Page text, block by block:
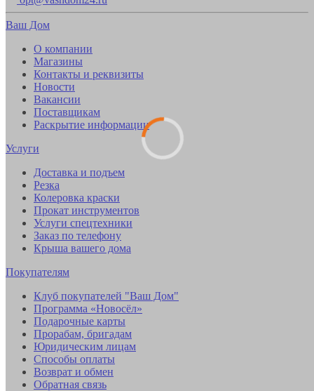
Ваш Дом
О компании
Магазины
Контакты и реквизиты
Новости
Вакансии
Поставщикам
Раскрытие информации
Услуги
Доставка и подъем
Резка
Колеровка краски
Прокат инструментов
Услуги спецтехники
Заказ по телефону
Крыша вашего дома
Покупателям
Клуб покупателей "Ваш Дом"
Программа «Новосёл»
Подарочные карты
Прорабам, бригадам
Юридическим лицам
Способы оплаты
Возврат и обмен
Обратная связь